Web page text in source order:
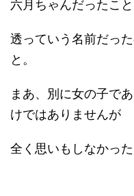
六月ちゃんだったこ
透っていう名前だっ
と。
まあ、別に女の子で
けではありませんが
全く思いもしなかった